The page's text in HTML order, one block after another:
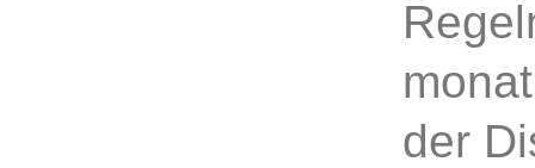
der